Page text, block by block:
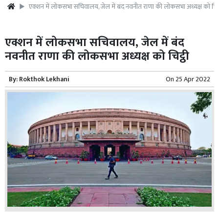
एक्शन में लोकसभा सचिवालय, जेल में बंद नवनीत राणा की लोकसभा अध्यक्ष को
एक्शन में लोकसभा सचिवालय, जेल में बंद
नवनीत राणा की लोकसभा अध्यक्ष को चिट्ठी
By:Rokthok Lekhani On25 Apr 2022